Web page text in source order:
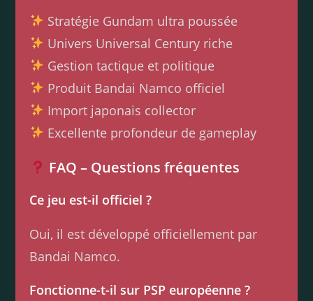
Stratégie Gundam ultra poussée
Univers Universal Century riche
Gestion tactique et politique
Produit Bandai Namco officiel
Import japonais collector
Excellente profondeur de gameplay
FAQ – Questions fréquentes
Ce jeu est-il officiel ?
Oui, il est développé officiellement par
Bandai Namco.
Fonctionne-t-il sur PSP européenne ?